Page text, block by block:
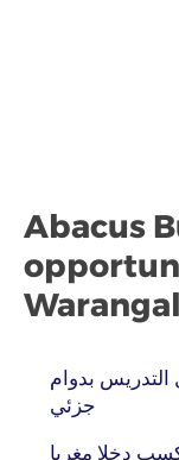
Abacus
Warangal
التدريس بدوام
جزئي
دخلا مغريا